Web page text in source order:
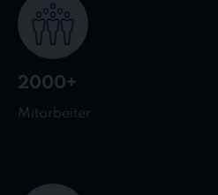
2000+
Mitarbeiter